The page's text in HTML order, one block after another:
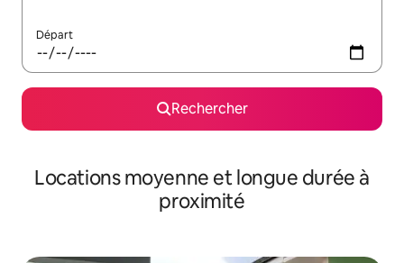
Départ
Rechercher
Locations moyenne et longue durée à
proximité